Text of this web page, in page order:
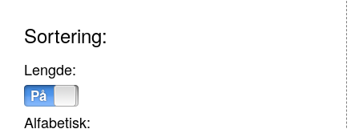
Sortering:
Lengde:
På
Alfabetisk: